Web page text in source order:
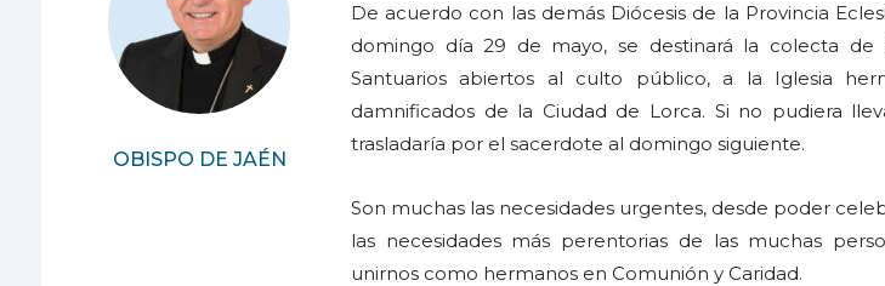
OBISPO DE JAÉN
De acuerdo con las demás Diócesis de la Provincia
domingo día 29 de mayo, se destinará la colecta de
Santuarios abiertos al culto público, a la Iglesia
damnificados de la Ciudad de Lorca. Si no pudiera
trasladaría por el sacerdote al domingo siguiente.
Son muchas las necesidades urgentes, desde poder
las necesidades más perentorias de las muchas
unirnos como hermanos en Comunión y Caridad.